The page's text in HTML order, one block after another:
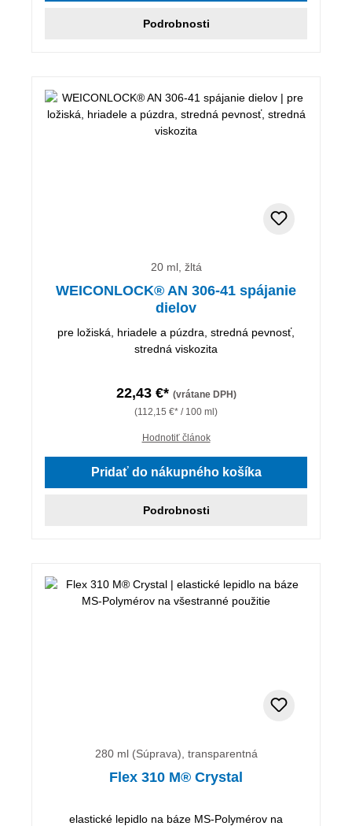
Podrobnosti
20 ml, žltá
WEICONLOCK® AN 306-41 spájanie
dielov
pre ložiská, hriadele a púzdra, stredná pevnosť,
stredná viskozita
22,43 €* (vrátane DPH)
(112,15 €* / 100 ml)
Hodnotiť článok
Pridať do nákupného košíka
Podrobnosti
280 ml (Súprava), transparentná
Flex 310 M® Crystal
elastické lepidlo na báze MS-Polymérov na